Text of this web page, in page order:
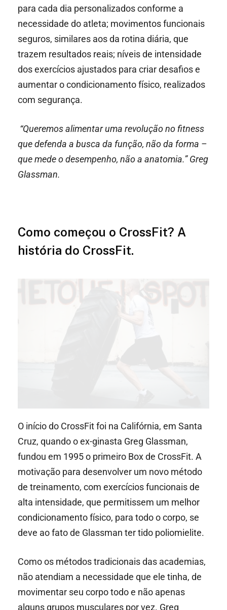
para cada dia personalizados conforme a
necessidade do atleta; movimentos funcionais
seguros, similares aos da rotina diária, que
trazem resultados reais; níveis de intensidade
dos exercícios ajustados para criar desafios e
aumentar o condicionamento físico, realizados
com segurança.
“Queremos alimentar uma revolução no fitness
que defenda a busca da função, não da forma –
que mede o desempenho, não a anatomia.” Greg
Glassman.
Como começou o CrossFit? A
história do CrossFit.
O início do CrossFit foi na Califórnia, em Santa
Cruz, quando o ex-ginasta Greg Glassman,
fundou em 1995 o primeiro Box de CrossFit. A
motivação para desenvolver um novo método
de treinamento, com exercícios funcionais de
alta intensidade, que permitissem um melhor
condicionamento físico, para todo o corpo, se
deve ao fato de Glassman ter tido poliomielite.
Como os métodos tradicionais das academias,
não atendiam a necessidade que ele tinha, de
movimentar seu corpo todo e não apenas
alguns grupos musculares por vez. Greg